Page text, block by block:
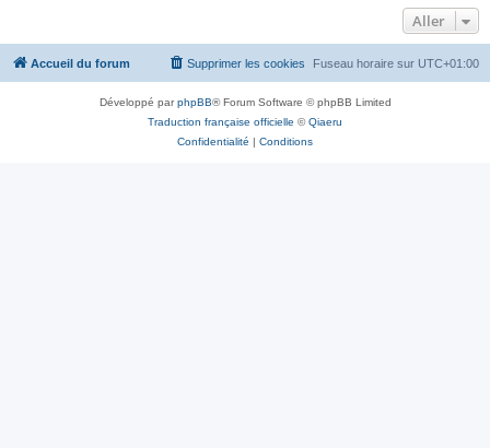
Aller
Accueil du forum Fuseau horaire sur UTC+01:00
Supprimer les cookies
Développé parphpBB® Forum Software © phpBB Limited
Traduction française officielle ©Qiaeru
Confidentialité | Conditions